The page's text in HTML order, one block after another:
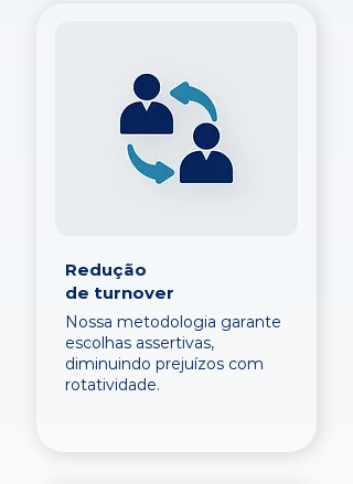
Redução
de turnover
Nossa metodologia garante
escolhas assertivas,
diminuindo prejuízos com
rotatividade.